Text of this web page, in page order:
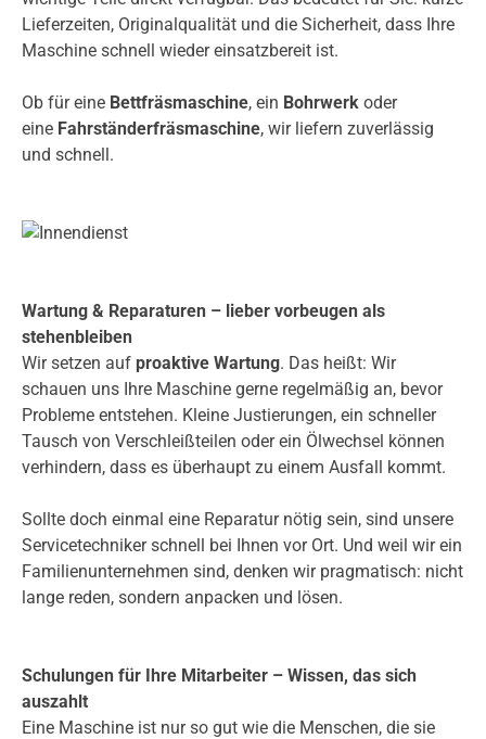
Lieferzeiten, Originalqualität und die Sicherheit, dass Ihre
Maschine schnell wieder einsatzbereit ist.
Ob für eine Bettfräsmaschine, ein Bohrwerk oder
eine Fahrständerfräsmaschine, wir liefern zuverlässig
und schnell.
Wartung & Reparaturen – lieber vorbeugen als
stehenbleiben
Wir setzen auf proaktive Wartung. Das heißt: Wir
schauen uns Ihre Maschine gerne regelmäßig an, bevor
Probleme entstehen. Kleine Justierungen, ein schneller
Tausch von Verschleißteilen oder ein Ölwechsel können
verhindern, dass es überhaupt zu einem Ausfall kommt.
Sollte doch einmal eine Reparatur nötig sein, sind unsere
Servicetechniker schnell bei Ihnen vor Ort. Und weil wir ein
Familienunternehmen sind, denken wir pragmatisch: nicht
lange reden, sondern anpacken und lösen.
Schulungen für Ihre Mitarbeiter – Wissen, das sich
auszahlt
Eine Maschine ist nur so gut wie die Menschen, die sie